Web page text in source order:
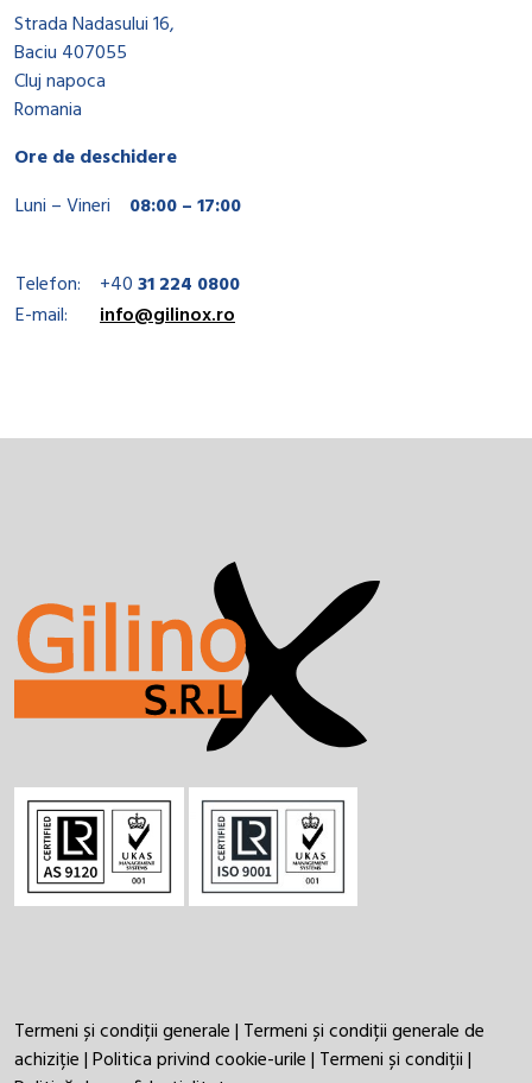
Strada Nadasului 16,
Baciu 407055
Cluj napoca
Romania
Ore de deschidere
Luni – Vineri
08:00 – 17:00
Telefon: +4031 224 0800
E-mail:
info@gilinox.ro
Termeni și condiții generale| Termeni și condiții generale de
achiziție|Politica privind cookie-urile| Termeni și condiții|